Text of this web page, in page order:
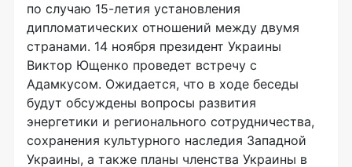
по случаю 15-летия установления
дипломатических отношений между двумя
странами. 14 ноября президент Украины
Виктор Ющенко проведет встречу с
Адамкусом. Ожидается, что в ходе беседы
будут обсуждены вопросы развития
энергетики и регионального сотрудничества,
сохранения культурного наследия Западной
Украины, а также планы членства Украины в